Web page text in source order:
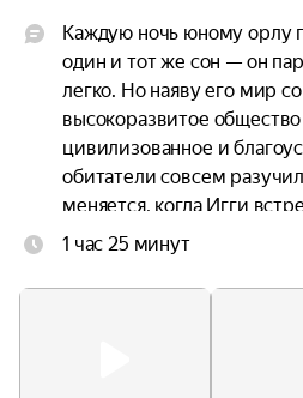
Каждую ночь юному орлу
один и тот же сон — он
легко. Но наяву его мир
высокоразвитое
цивилизованное и
обитатели совсем
меняется, когда Игги
одноклассницу Ив, без
наконец обретает
1 час 25 минут